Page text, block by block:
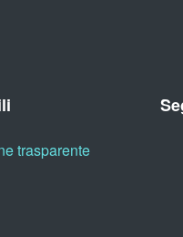
trasparente